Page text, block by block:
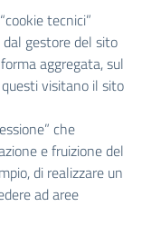
tecnici”
gestore del sito
aggregata, sul
visitano il sito
che
e fruizione del
di realizzare un
ad aree